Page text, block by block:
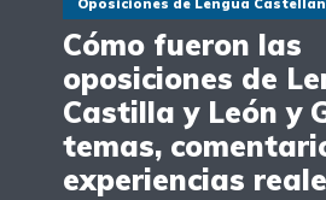
Oposiciones de Lengua
Cómo fueron las
oposiciones de
Castilla y León y
temas,
experiencias